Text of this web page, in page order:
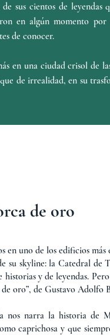
sus cientos de leyendas
en algún momento por
de conocer.
en una ciudad crisol de
de irrealidad, en su
de oro
en uno de los edificios más
su skyline: la Catedral de
historias y de leyendas.
oro”, de Gustavo Adolfo
nos narra la historia de
caprichosa y que